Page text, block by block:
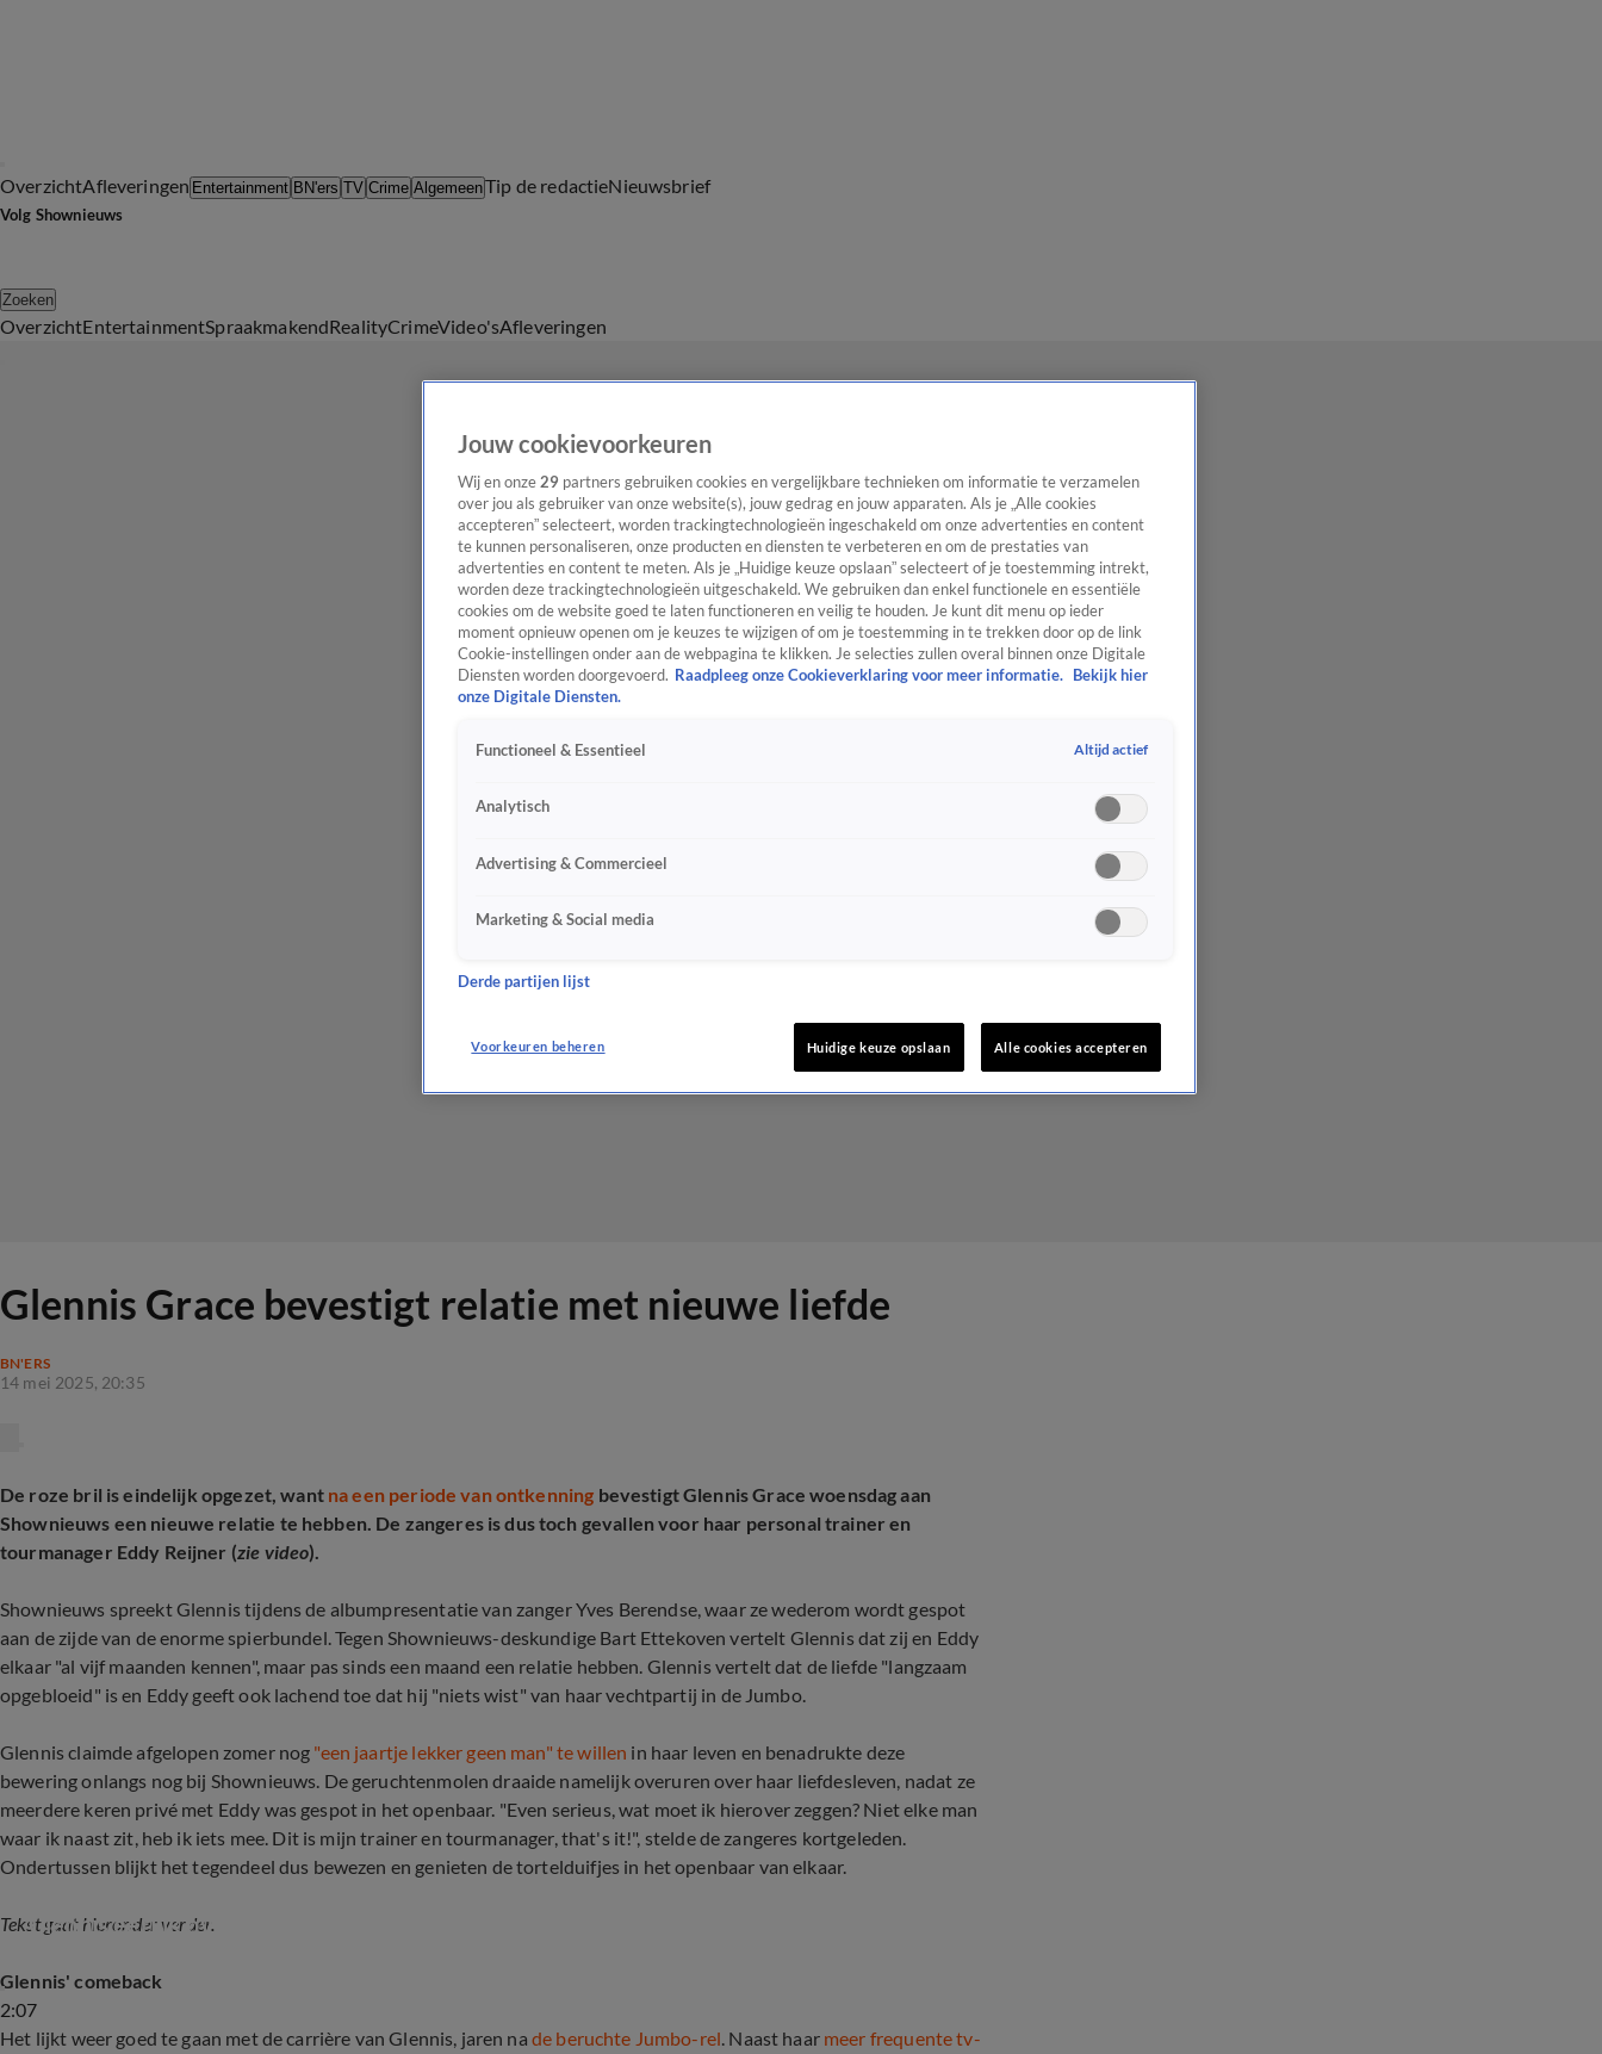
OverzichtAfleveringen Entertainment BN'ers TV Crime AlgemeenTip de redactieNieuwsbrief
Volg Shownieuws
Zoeken
OverzichtEntertainmentSpraakmakendRealityCrimeVideo'sAfleveringen
Glennis Grace bevestigt relatie met nieuwe liefde
BN'ERS
14 mei 2025, 20:35
De roze bril is eindelijk opgezet, want na een periode van ontkenning bevestigt Glennis Grace woensdag aan
Shownieuws een nieuwe relatie te hebben. De zangeres is dus toch gevallen voor haar personal trainer en
tourmanager Eddy Reijner (zie video).
Shownieuws spreekt Glennis tijdens de albumpresentatie van zanger Yves Berendse, waar ze wederom wordt gespot
aan de zijde van de enorme spierbundel. Tegen Shownieuws-deskundige Bart Ettekoven vertelt Glennis dat zij en Eddy
elkaar "al vijf maanden kennen", maar pas sinds een maand een relatie hebben. Glennis vertelt dat de liefde "langzaam
opgebloeid" is en Eddy geeft ook lachend toe dat hij "niets wist" van haar vechtpartij in de Jumbo.
Glennis claimde afgelopen zomer nog "een jaartje lekker geen man" te willen in haar leven en benadrukte deze
bewering onlangs nog bij Shownieuws. De geruchtenmolen draaide namelijk overuren over haar liefdesleven, nadat ze
meerdere keren privé met Eddy was gespot in het openbaar. "Even serieus, wat moet ik hierover zeggen? Niet elke man
waar ik naast zit, heb ik iets mee. Dit is mijn trainer en tourmanager, that's it!", stelde de zangeres kortgeleden.
Ondertussen blijkt het tegendeel dus bewezen en genieten de tortelduifjes in het openbaar van elkaar.
Tekst gaat hieronder verder.
2:07
Glennis eerlijk over liefdesleven
Glennis' comeback
Het lijkt weer goed te gaan met de carrière van Glennis, jaren na de beruchte Jumbo-rel. Naast haar meer frequente tv-
Jouw cookievoorkeuren
Wij en onze 29 partners gebruiken cookies en vergelijkbare technieken om informatie te verzamelen
over jou als gebruiker van onze website(s), jouw gedrag en jouw apparaten. Als je „Alle cookies
accepteren” selecteert, worden trackingtechnologieën ingeschakeld om onze advertenties en content
te kunnen personaliseren, onze producten en diensten te verbeteren en om de prestaties van
advertenties en content te meten. Als je „Huidige keuze opslaan” selecteert of je toestemming intrekt,
worden deze trackingtechnologieën uitgeschakeld. We gebruiken dan enkel functionele en essentiële
cookies om de website goed te laten functioneren en veilig te houden. Je kunt dit menu op ieder
moment opnieuw openen om je keuzes te wijzigen of om je toestemming in te trekken door op de link
Cookie-instellingen onder aan de webpagina te klikken. Je selecties zullen overal binnen onze Digitale
Diensten worden doorgevoerd. Raadpleeg onze Cookieverklaring voor meer informatie. Bekijk hier
onze Digitale Diensten.
Functioneel & Essentieel Altijd actief
Analytisch
Advertising & Commercieel
Marketing & Social media
Derde partijen lijst
Voorkeuren beheren Huidige keuze opslaan Alle cookies accepteren